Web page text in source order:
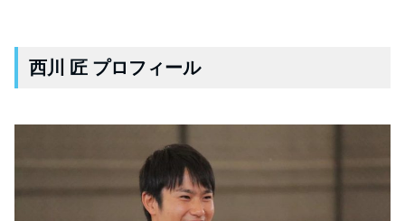
西川 匠 プロフィール